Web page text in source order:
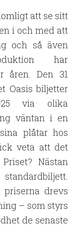
att se sitt
i och med att
och så även
har
åren. Den 31
Oasis biljetter
via olika
väntan i en
plåtar hos
veta att det
Nästan
priserna drevs
– som styrs
de senaste